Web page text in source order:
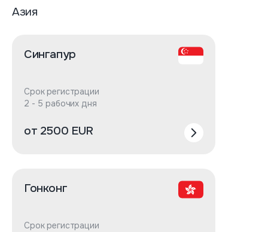
Азия
Сингапур
Срок регистрации
2 - 5 рабочих дня
от 2500 EUR
Гонконг
Срок регистрации